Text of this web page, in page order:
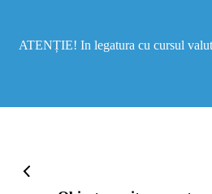
ATENȚIE! In legatura cu cursul